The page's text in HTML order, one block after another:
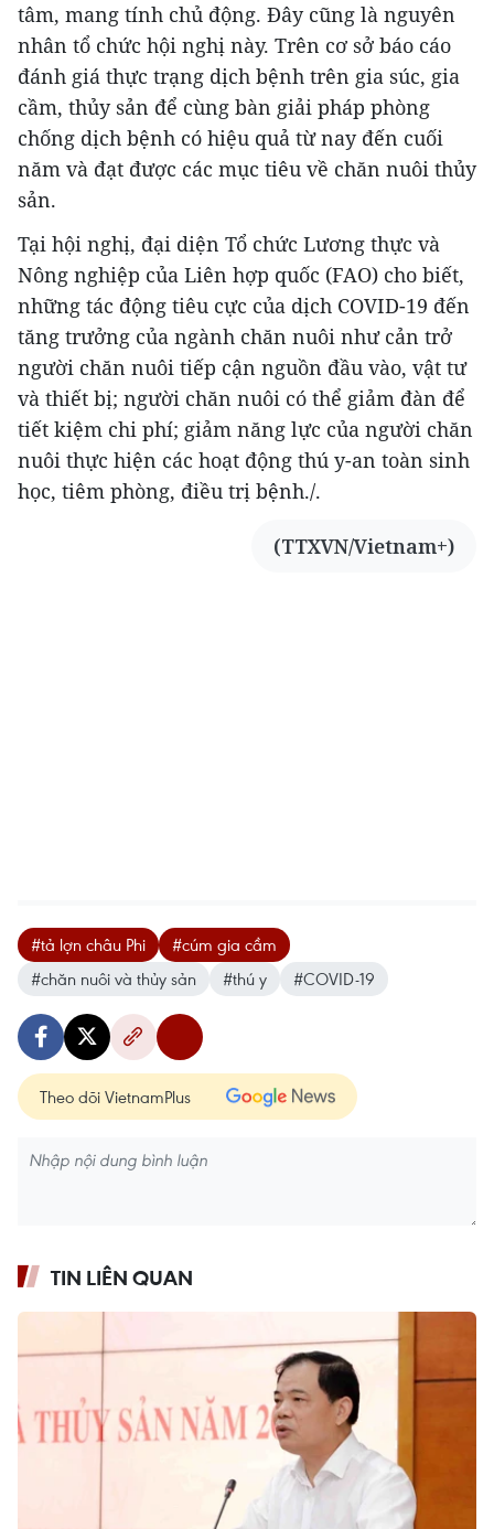
tâm, mang tính chủ động. Đây cũng là nguyên
nhân tổ chức hội nghị này. Trên cơ sở báo cáo
đánh giá thực trạng dịch bệnh trên gia súc, gia
cầm, thủy sản để cùng bàn giải pháp phòng
chống dịch bệnh có hiệu quả từ nay đến cuối
năm và đạt được các mục tiêu về chăn nuôi thủy
sản.
Tại hội nghị, đại diện Tổ chức Lương thực và
Nông nghiệp của Liên hợp quốc (FAO) cho biết,
những tác động tiêu cực của dịch COVID-19 đến
tăng trưởng của ngành chăn nuôi như cản trở
người chăn nuôi tiếp cận nguồn đầu vào, vật tư
và thiết bị; người chăn nuôi có thể giảm đàn để
tiết kiệm chi phí; giảm năng lực của người chăn
nuôi thực hiện các hoạt động thú y-an toàn sinh
học, tiêm phòng, điều trị bệnh./.
(TTXVN/Vietnam+)
#tả lợn châu Phi
#cúm gia cầm
#chăn nuôi và thủy sản
#thú y #COVID-19
Theo dõi VietnamPlus
TIN LIÊN QUAN